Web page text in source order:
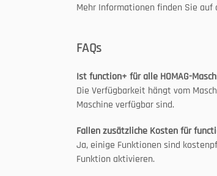
Mehr Informationen finden Sie
FAQs
Ist function+ für alle HOMAG-
Die Verfügbarkeit hängt vom
Maschine verfügbar sind.
Fallen zusätzliche Kosten für
Ja, einige Funktionen sind
Funktion aktivieren.